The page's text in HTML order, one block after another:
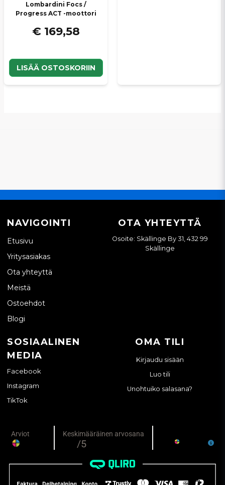
Lombardini Focs /
Progress ACT -moottori
€ 169,58
LISÄÄ OSTOSKORIIN
NAVIGOINTI
Etusivu
Yritysasiakas
Ota yhteyttä
Meistä
Ostoehdot
Blogi
OTA YHTEYTTÄ
Osoite: Skällinge By 31, 432 99
Skällinge
SOSIAALINEN
MEDIA
Facebook
Instagram
TikTok
OMA TILI
Kirjaudu sisään
Luo tili
Unohtuiko salasana?